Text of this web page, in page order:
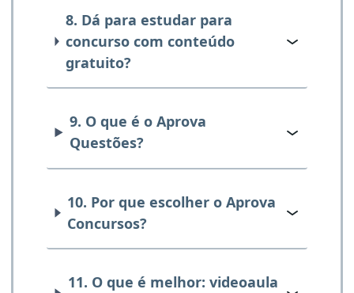
8. Dá para estudar para
concurso com conteúdo
gratuito?
9. O que é o Aprova
Questões?
10. Por que escolher o Aprova
Concursos?
11. O que é melhor: videoaula